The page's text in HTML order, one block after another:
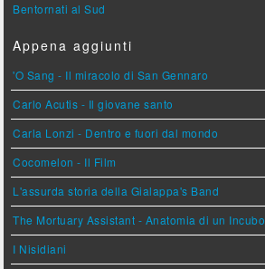
Bentornati al Sud
Appena aggiunti
'O Sang - Il miracolo di San Gennaro
Carlo Acutis - Il giovane santo
Carla Lonzi - Dentro e fuori dal mondo
Cocomelon - Il Film
L'assurda storia della Gialappa's Band
The Mortuary Assistant - Anatomia di un Incubo
I Nisidiani